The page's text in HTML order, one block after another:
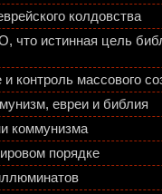
колдовства
истинная цель
контроль массового
евреи и библия
коммунизма
порядке